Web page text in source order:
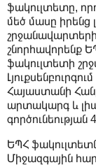
ֆակուլտետը,
մեծ մասը իրենց
շրջանավարտերի
շնորհավորենք
ֆակուլտետի
Հայաստանի
արտակարգ և
ԵՊՀ
Միջազգային